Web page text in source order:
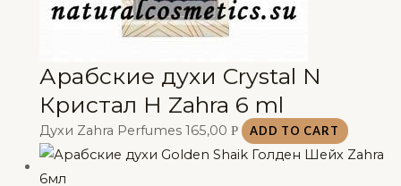
Арабские духи Crystal N
Кристал Н Zahra 6 ml
Духи Zahra Perfumes 165,00 Р ADD TO CART